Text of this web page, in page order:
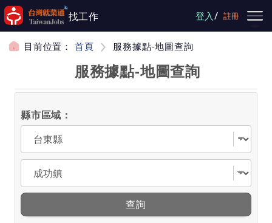
跳到主要內容
找工作 登入/ 註冊
目前位置： 首頁 服務據點-地圖查詢
服務據點-地圖查詢
縣市區域：
選擇縣市
選擇區域
查詢